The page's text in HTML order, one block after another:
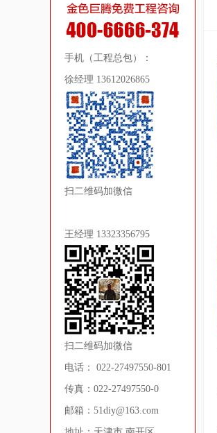
手机（工程总包）：
徐经理 13612026865
扫二维码加微信
王经理 13323356795
扫二维码加微信
电话： 022-27497550-801
传真：022-27497550-0
邮箱：51diy@163.com